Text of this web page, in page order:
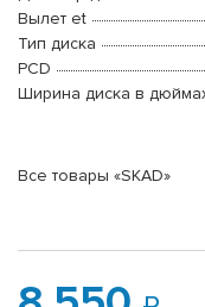
Вылет et
Тип диска
PCD
Ширина диска в
Все товары «SKAD»